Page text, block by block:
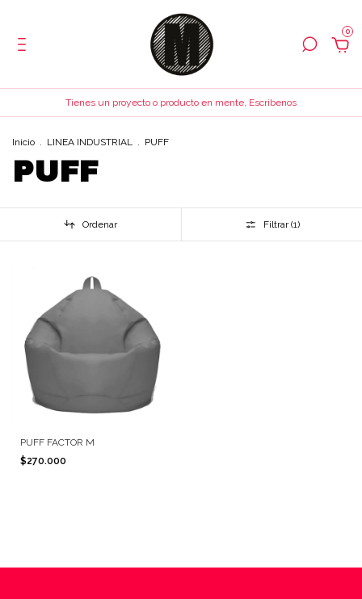
0
Tienes un proyecto o producto en mente, Escribenos
Inicio . LINEA INDUSTRIAL . PUFF
PUFF
Ordenar Filtrar (1)
PUFF FACTOR M
$270.000